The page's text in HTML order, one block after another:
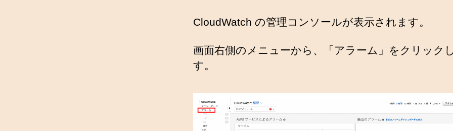
CloudWatch の管理コンソールが表示されます。
画面右側のメニューから、「アラーム」をクリック
す。